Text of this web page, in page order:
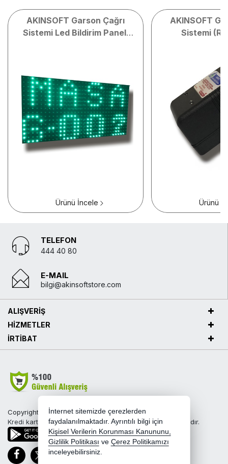
AKINSOFT Garson Çağrı
Sistemi Led Bildirim Paneli
Ürünü İncele
AKINSOFT
Sistemi
Ürünü
TELEFON
444 40 80
E-MAIL
bilgi@akinsoftstore.com
ALIŞVERİŞ
HİZMETLER
İRTİBAT
Copyright 2026 akinsoftstore.com - Tüm hakları saklıdır.
Kredi kartı bilgileriniz 256bit SSL sertifikası ile korunmaktadır.
İnternet sitemizde çerezlerden
faydalanılmaktadır. Ayrıntılı bilgi için
Kişisel Verilerin Korunması Kanununu,
Gizlilik Politikası ve Çerez Politikamızı
inceleyebilirsiniz.